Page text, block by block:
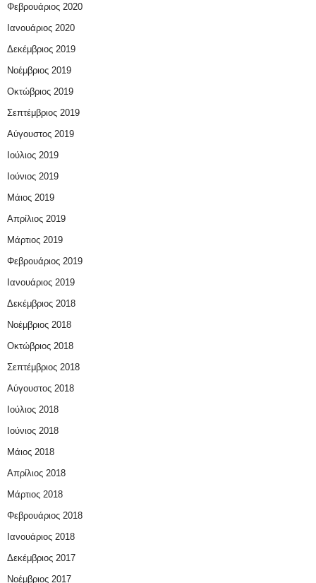
Φεβρουάριος 2020
Ιανουάριος 2020
Δεκέμβριος 2019
Νοέμβριος 2019
Οκτώβριος 2019
Σεπτέμβριος 2019
Αύγουστος 2019
Ιούλιος 2019
Ιούνιος 2019
Μάιος 2019
Απρίλιος 2019
Μάρτιος 2019
Φεβρουάριος 2019
Ιανουάριος 2019
Δεκέμβριος 2018
Νοέμβριος 2018
Οκτώβριος 2018
Σεπτέμβριος 2018
Αύγουστος 2018
Ιούλιος 2018
Ιούνιος 2018
Μάιος 2018
Απρίλιος 2018
Μάρτιος 2018
Φεβρουάριος 2018
Ιανουάριος 2018
Δεκέμβριος 2017
Νοέμβριος 2017